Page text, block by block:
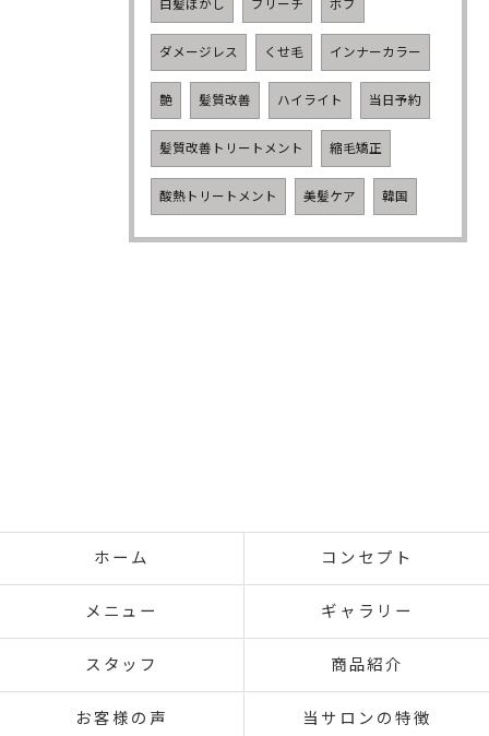
白髪ぼかし ブリーチ ボブ
ダメージレス くせ毛 インナーカラー
艶 髪質改善 ハイライト 当日予約
髪質改善トリートメント 縮毛矯正
酸熱トリートメント 美髪ケア 韓国
ホーム コンセプト
メニュー ギャラリー
スタッフ 商品紹介
お客様の声 当サロンの特徴